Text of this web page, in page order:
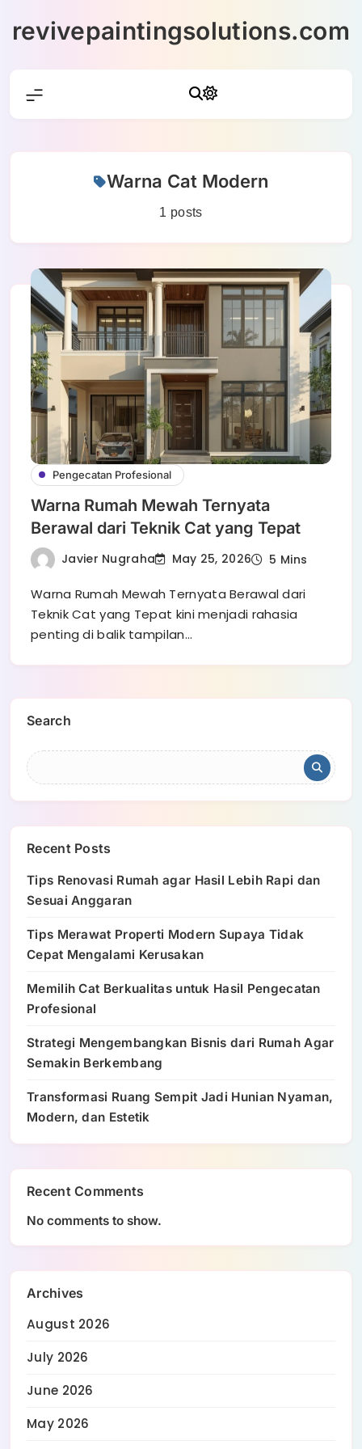
revivepaintingsolutions.com
Warna Cat Modern
1 posts
Pengecatan Profesional
Warna Rumah Mewah Ternyata
Berawal dari Teknik Cat yang Tepat
Javier Nugraha May 25, 2026 5 Mins
Warna Rumah Mewah Ternyata Berawal dari
Teknik Cat yang Tepat kini menjadi rahasia
penting di balik tampilan…
Search
Recent Posts
Tips Renovasi Rumah agar Hasil Lebih Rapi dan
Sesuai Anggaran
Tips Merawat Properti Modern Supaya Tidak
Cepat Mengalami Kerusakan
Memilih Cat Berkualitas untuk Hasil Pengecatan
Profesional
Strategi Mengembangkan Bisnis dari Rumah Agar
Semakin Berkembang
Transformasi Ruang Sempit Jadi Hunian Nyaman,
Modern, dan Estetik
Recent Comments
No comments to show.
Archives
August 2026
July 2026
June 2026
May 2026